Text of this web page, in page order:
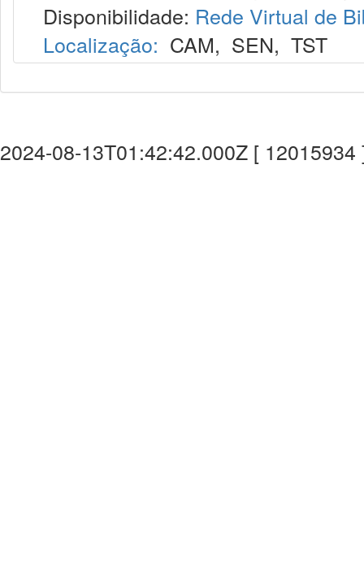
Disponibilidade: Rede Virtual de
Localização: CAM, SEN, TST
2024-08-13T01:42:42.000Z [ 12015934